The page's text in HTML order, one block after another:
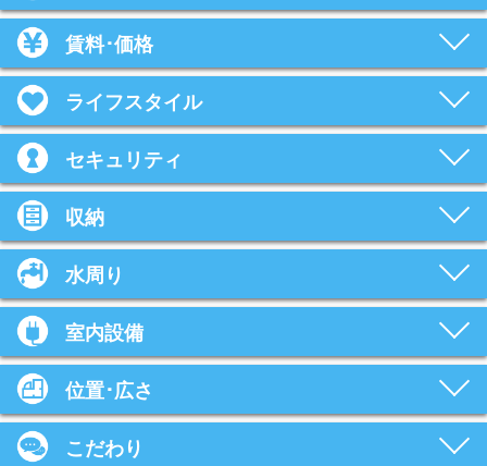
賃料･価格
ライフスタイル
セキュリティ
収納
水周り
室内設備
位置･広さ
こだわり